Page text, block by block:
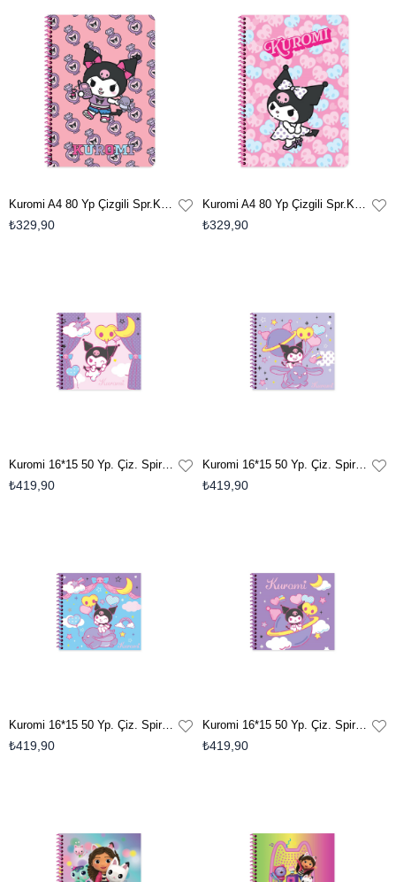
Kuromi A4 80 Yp Çizgili Spr.Karton Kapak Defter - Çok Renkli
₺329,90
Kuromi A4 80 Yp Çizgili Spr.Karton Kapak Defter - Pembe
₺329,90
Kuromi 16*15 50 Yp. Çiz. Spiralli Sert Kapak Defter - No:4
₺419,90
Kuromi 16*15 50 Yp. Çiz. Spiralli Sert Kapak Defter - No:3
₺419,90
Kuromi 16*15 50 Yp. Çiz. Spiralli Sert Kapak Defter - No:2
₺419,90
Kuromi 16*15 50 Yp. Çiz. Spiralli Sert Kapak Defter - No:1
₺419,90